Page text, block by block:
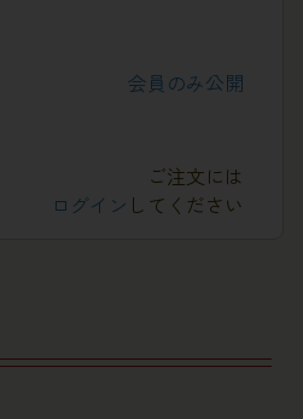
会員のみ公開
ご注文には
ログイン してください